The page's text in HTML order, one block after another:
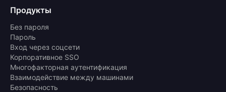
Продукты
Без пароля
Пароль
Вход через соцсети
Корпоративное SSO
Многофакторная аутентификация
Взаимодействие между машинами
Безопасность